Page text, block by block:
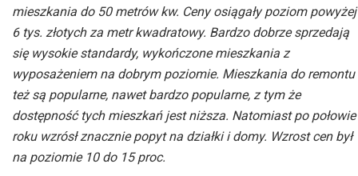
mieszkania do 50 metrów kw. Ceny osiągały poziom powyżej
6 tys. złotych za metr kwadratowy. Bardzo dobrze sprzedają
się wysokie standardy, wykończone mieszkania z
wyposażeniem na dobrym poziomie. Mieszkania do remontu
też są popularne, nawet bardzo popularne, z tym że
dostępność tych mieszkań jest niższa. Natomiast po połowie
roku wzrósł znacznie popyt na działki i domy. Wzrost cen był
na poziomie 10 do 15 proc.